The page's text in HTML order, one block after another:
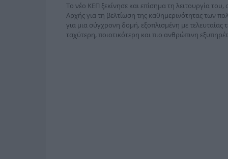
Το νέο ΚΕΠ ξεκίνησε και επίσημα τη λειτουργία
Αρχής για τη βελτίωση της καθημερινότητας των
για μια σύγχρονη δομή, εξοπλισμένη με
ταχύτερη, ποιοτικότερη και πιο ανθρώπινη